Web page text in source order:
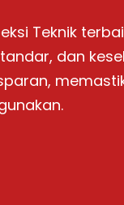
aman dan
dari
dan